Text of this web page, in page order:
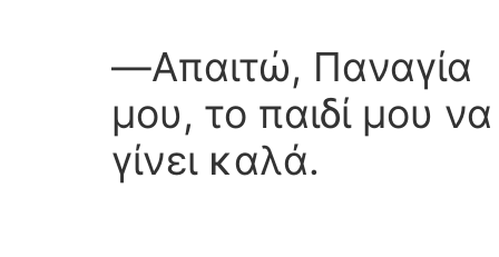
―Απαιτώ, Παναγία
μου, το παιδί μου να
γίνει καλά.